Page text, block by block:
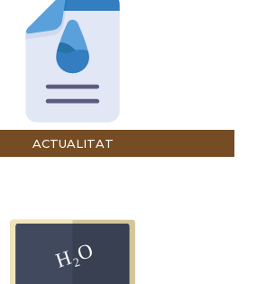
ACTUALITAT